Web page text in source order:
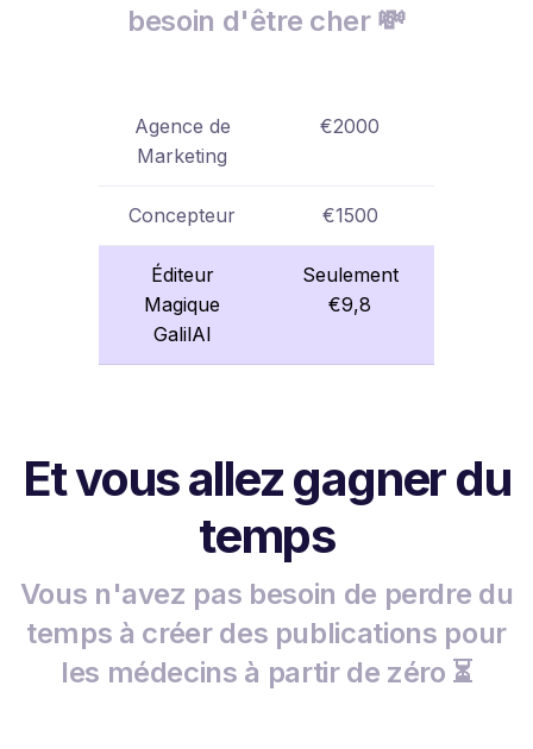
besoin d'être cher 💸
Agence de
Marketing
€2000
Concepteur €1500
Éditeur
Magique
GalilAI
Seulement
€9,8
Et vous allez gagner du
temps
Vous n'avez pas besoin de perdre du
temps à créer des publications pour
les médecins à partir de zéro ⏳